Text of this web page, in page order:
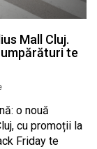
Mall Cluj.
te
o nouă
cu promoții la
Friday te